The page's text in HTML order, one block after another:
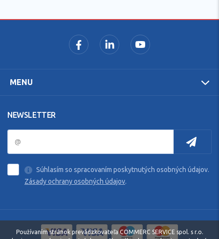
MENU
NEWSLETTER
Súhlasím so spracovaním poskytnutých osobných údajov.
Zásady ochrany osobných údajov.
Používaním stránok prevádzkovateľa COMMERC SERVICE spol. s r.o.